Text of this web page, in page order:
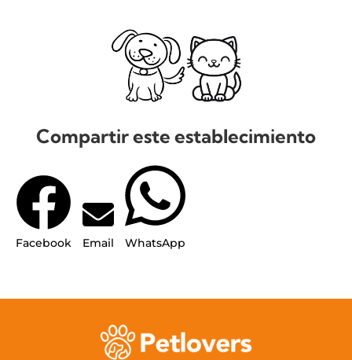
Compartir este establecimiento
Facebook Email WhatsApp